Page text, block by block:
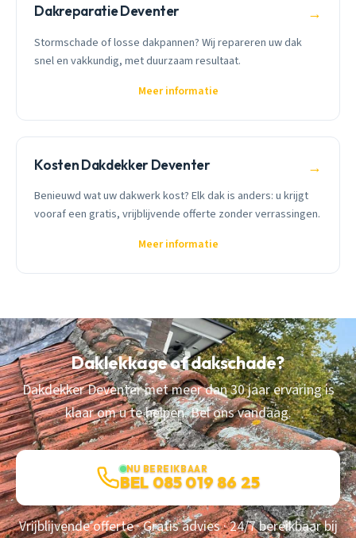
Dakreparatie Deventer →
Stormschade of losse dakpannen? Wij repareren uw dak
snel en vakkundig, met duurzaam resultaat.
Meer informatie
Kosten Dakdekker Deventer →
Benieuwd wat uw dakwerk kost? Elk dak is anders: u krijgt
vooraf een gratis, vrijblijvende offerte zonder verrassingen.
Meer informatie
Daklekkage of dakschade?
Dakdekker Deventer met meer dan 30 jaar ervaring is
klaar om u te helpen. Bel ons vandaag.
NU BEREIKBAAR
BEL 085 019 86 25
Vrijblijvende offerte · Gratis advies · 24/7 bereikbaar bij